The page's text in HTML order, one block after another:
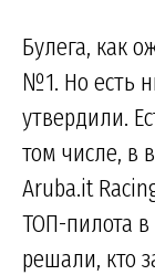
Булега, как
№1. Но есть
утвердили.
том числе, в
Aruba.it
ТОП-пилота
решали, кто